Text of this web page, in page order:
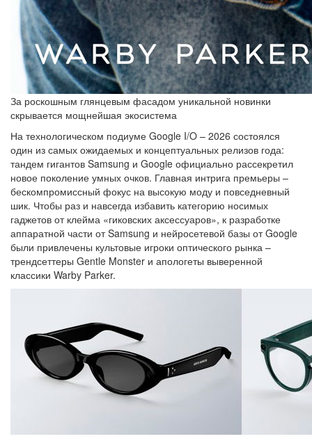
За роскошным глянцевым фасадом уникальной новинки
скрывается мощнейшая экосистема
На технологическом подиуме Google I/O – 2026 состоялся
один из самых ожидаемых и концептуальных релизов года:
тандем гигантов Samsung и Google официально рассекретил
новое поколение умных очков. Главная интрига премьеры –
бескомпромиссный фокус на высокую моду и повседневный
шик. Чтобы раз и навсегда избавить категорию носимых
гаджетов от клейма «гиковских аксессуаров», к разработке
аппаратной части от Samsung и нейросетевой базы от Google
были привлечены культовые игроки оптического рынка –
трендсеттеры Gentle Monster и апологеты выверенной
классики Warby Parker.